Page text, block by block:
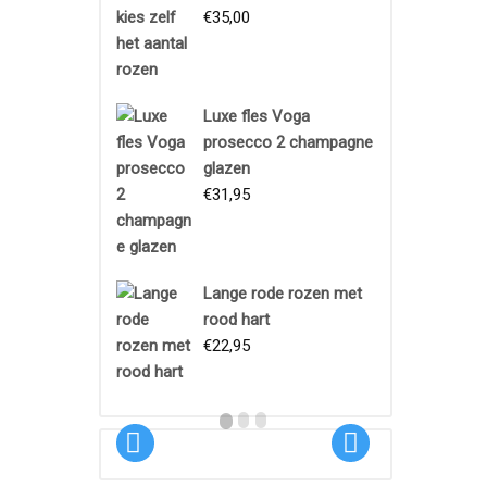
€35,00
Luxe fles Voga
prosecco 2 champagne
glazen
€31,95
Lange rode rozen met
rood hart
€22,95
Boeket
Proeftuin